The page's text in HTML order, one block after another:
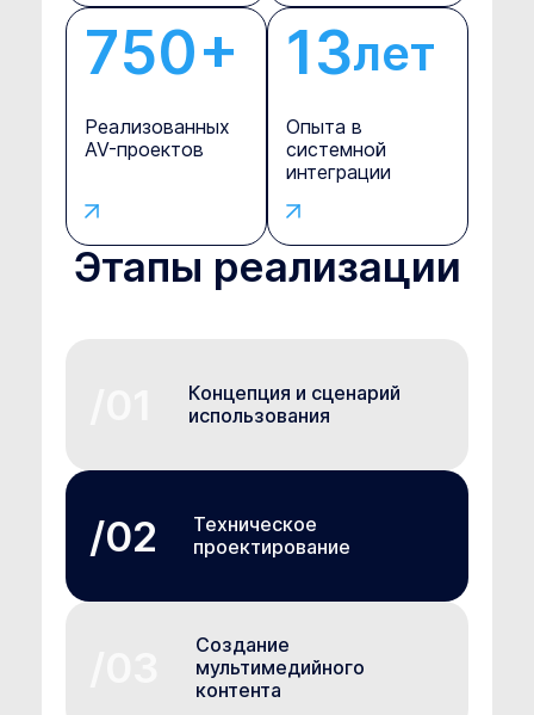
750+
Реализованных
AV-проектов
13лет
Опыта в
системной
интеграции
Этапы реализации
Концепция и сценарий
использования
Техническое
проектирование
Создание
мультимедийного
контента